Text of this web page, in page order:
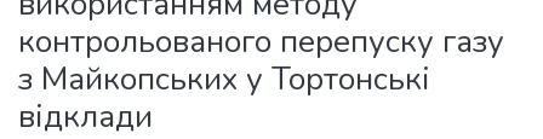
контрольованого перепуску газу
з Майкопських у Тортонські
відклади